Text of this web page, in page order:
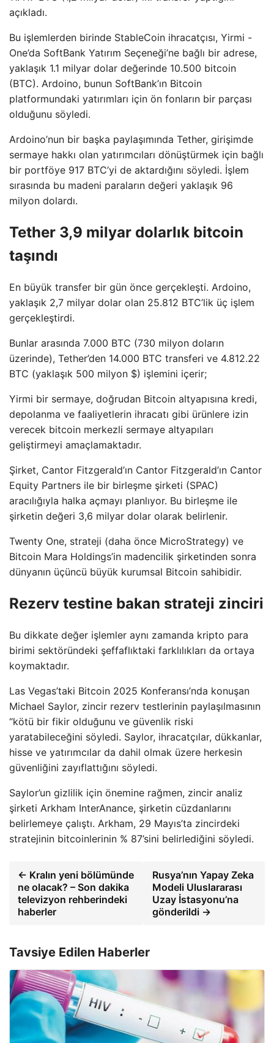
açıkladı.
Bu işlemlerden birinde StableCoin ihracatçısı, Yirmi -
One’da SoftBank Yatırım Seçeneği’ne bağlı bir adrese,
yaklaşık 1.1 milyar dolar değerinde 10.500 bitcoin
(BTC). Ardoino, bunun SoftBank’ın Bitcoin
platformundaki yatırımları için ön fonların bir parçası
olduğunu söyledi.
Ardoino’nun bir başka paylaşımında Tether, girişimde
sermaye hakkı olan yatırımcıları dönüştürmek için bağlı
bir portföye 917 BTC’yi de aktardığını söyledi. İşlem
sırasında bu madeni paraların değeri yaklaşık 96
milyon dolardı.
Tether 3,9 milyar dolarlık bitcoin
taşındı
En büyük transfer bir gün önce gerçekleşti. Ardoino,
yaklaşık 2,7 milyar dolar olan 25.812 BTC’lik üç işlem
gerçekleştirdi.
Bunlar arasında 7.000 BTC (730 milyon doların
üzerinde), Tether’den 14.000 BTC transferi ve 4.812.22
BTC (yaklaşık 500 milyon $) işlemini içerir;
Yirmi bir sermaye, doğrudan Bitcoin altyapısına kredi,
depolanma ve faaliyetlerin ihracatı gibi ürünlere izin
verecek bitcoin merkezli sermaye altyapıları
geliştirmeyi amaçlamaktadır.
Şirket, Cantor Fitzgerald’ın Cantor Fitzgerald’ın Cantor
Equity Partners ile bir birleşme şirketi (SPAC)
aracılığıyla halka açmayı planlıyor. Bu birleşme ile
şirketin değeri 3,6 milyar dolar olarak belirlenir.
Twenty One, strateji (daha önce MicroStrategy) ve
Bitcoin Mara Holdings’in madencilik şirketinden sonra
dünyanın üçüncü büyük kurumsal Bitcoin sahibidir.
Rezerv testine bakan strateji zinciri
Bu dikkate değer işlemler aynı zamanda kripto para
birimi sektöründeki şeffaflıktaki farklılıkları da ortaya
koymaktadır.
Las Vegas’taki Bitcoin 2025 Konferansı’nda konuşan
Michael Saylor, zincir rezerv testlerinin paylaşılmasının
“kötü bir fikir olduğunu ve güvenlik riski
yaratabileceğini söyledi. Saylor, ihracatçılar, dükkanlar,
hisse ve yatırımcılar da dahil olmak üzere herkesin
güvenliğini zayıflattığını söyledi.
Saylor’un gizlilik için önemine rağmen, zincir analiz
şirketi Arkham InterAnance, şirketin cüzdanlarını
belirlemeye çalıştı. Arkham, 29 Mayıs’ta zincirdeki
stratejinin bitcoinlerinin % 87’sini belirlediğini söyledi.
← Kralın yeni bölümünde
ne olacak? – Son dakika
televizyon rehberindeki
haberler
Rusya’nın Yapay Zeka
Modeli Uluslararası
Uzay İstasyonu’na
gönderildi →
Tavsiye Edilen Haberler